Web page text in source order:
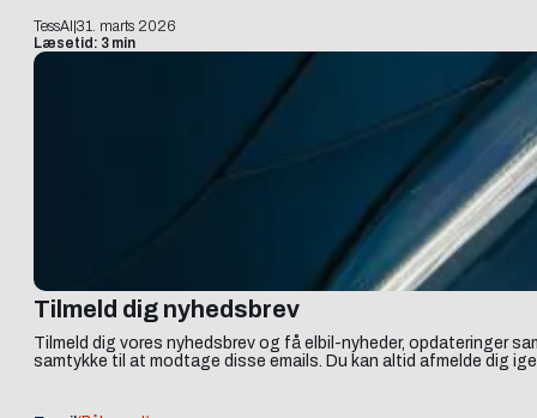
TessAI 31. marts 2026
Læsetid: 3 min
Tilmeld dig nyhedsbrev
Tilmeld dig vores nyhedsbrev og få elbil-nyheder, opdateringer
samtykke til at modtage disse emails. Du kan altid afmelde dig